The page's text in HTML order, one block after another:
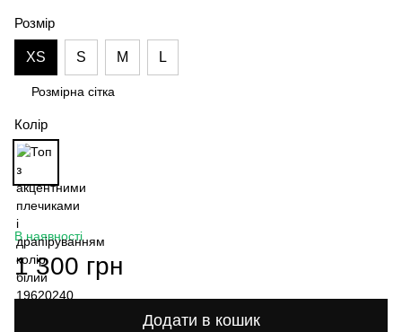
Розмір
XS S M L
Розмірна сітка
Колір
В наявності
1 300 грн
Додати в кошик